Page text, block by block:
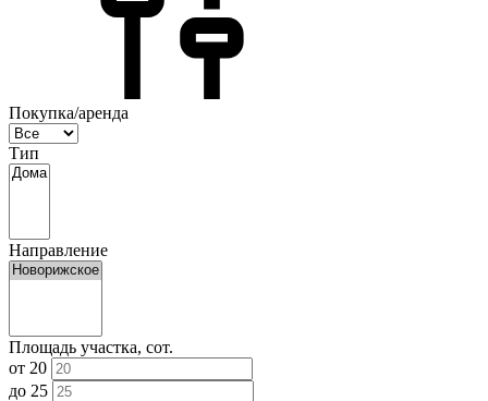
Покупка/аренда
Тип
Направление
Площадь участка, сот.
от 20
до 25